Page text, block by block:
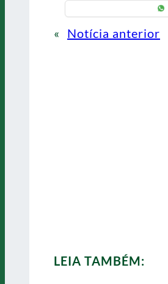
« Notícia anterior
LEIA TAMBÉM: